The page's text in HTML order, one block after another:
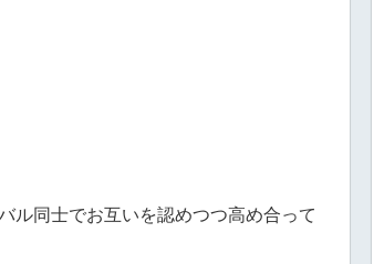
ル同士でお互いを認めつつ高め合って